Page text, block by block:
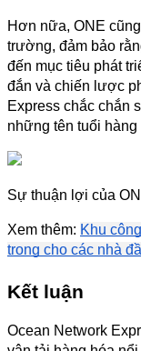
Hơn nữa, ONE
trường, đảm bảo
đến mục tiêu phát
đắn và chiến lược
Express chắc chắn
những tên tuổi
Sự thuận lợi của
Xem thêm: Khu
trọng cho các nhà
Kết luận
Ocean Network